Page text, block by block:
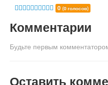
0 (0 голосов)
Комментарии
Будьте первым
Оставить